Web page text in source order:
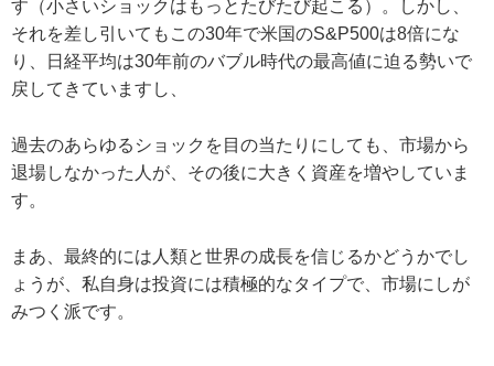
す（小さいショックはもっとたびたび起こる）。しかし、
それを差し引いてもこの30年で米国のS&P500は8倍にな
り、日経平均は30年前のバブル時代の最高値に迫る勢いで
戻してきていますし、
過去のあらゆるショックを目の当たりにしても、市場から
退場しなかった人が、その後に大きく資産を増やしていま
す。
まあ、最終的には人類と世界の成長を信じるかどうかでし
ょうが、私自身は投資には積極的なタイプで、市場にしが
みつく派です。